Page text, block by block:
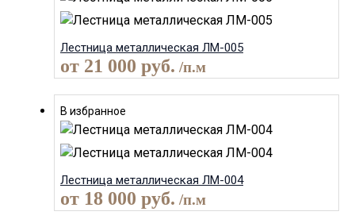
Лестница металлическая ЛМ-005
от 21 000 руб. /п.м
В избранное
Лестница металлическая ЛМ-004
от 18 000 руб. /п.м